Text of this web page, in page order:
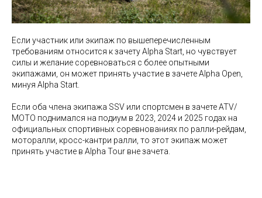
Если участник или экипаж по вышеперечисленным
требованиям относится к зачету Alpha Start, но чувствует
силы и желание соревноваться с более опытными
экипажами, он может принять участие в зачете Alpha Open,
минуя Alpha Start.
Если оба члена экипажа SSV или спортсмен в зачете ATV/
MOTO поднимался на подиум в 2023, 2024 и 2025 годах на
официальных спортивных соревнованиях по ралли-рейдам,
моторалли, кросс-кантри ралли, то этот экипаж может
принять участие в Alpha Tour вне зачета.